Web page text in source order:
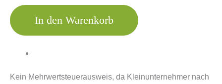
In den Warenkorb
Kein Mehrwertsteuerausweis, da Kleinunternehmer nach